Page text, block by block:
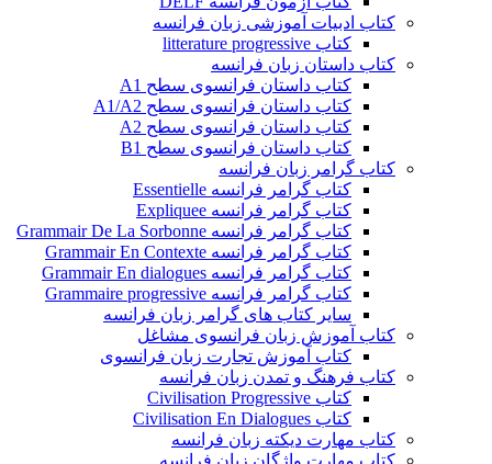
کتاب ادبیات آموزشی زبان فرانسه
کتاب litterature progressive
کتاب داستان زبان فرانسه
کتاب داستان فرانسوی سطح A1
کتاب داستان فرانسوی سطح A1/A2
کتاب داستان فرانسوی سطح A2
کتاب داستان فرانسوی سطح B1
کتاب گرامر زبان فرانسه
کتاب گرامر فرانسه Essentielle
کتاب گرامر فرانسه Expliquee
کتاب گرامر فرانسه Grammair De La Sorbonne
کتاب گرامر فرانسه Grammair En Contexte
کتاب گرامر فرانسه Grammair En dialogues
کتاب گرامر فرانسه Grammaire progressive
سایر کتاب های گرامر زبان فرانسه
کتاب آموزش زبان فرانسوی مشاغل
کتاب آموزش تجارت زبان فرانسوی
کتاب فرهنگ و تمدن زبان فرانسه
کتاب Civilisation Progressive
کتاب Civilisation En Dialogues
کتاب مهارت دیکته زبان فرانسه
کتاب مهارت واژگان زبان فرانسه